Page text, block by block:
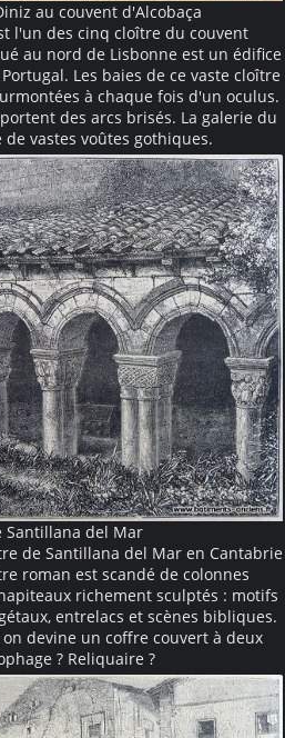
au couvent d'Alcobaça
l'un des cinq cloître du couvent
au nord de Lisbonne est un édifice
Les baies de ce vaste cloître
à chaque fois d'un oculus.
des arcs brisés. La galerie du
vastes voûtes gothiques.
Santillana del Mar
de Santillana del Mar en Cantabrie
roman est scandé de colonnes
richement sculptés : motifs
entrelacs et scènes bibliques.
devine un coffre couvert à deux
? Reliquaire ?